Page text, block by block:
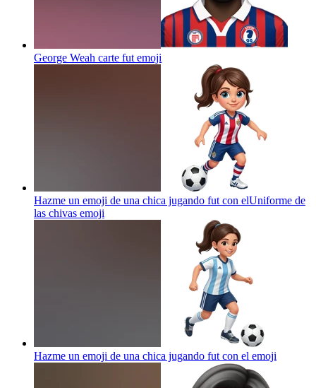
George Weah carte fut emoji
Hazme un emoji de una chica jugando fut con elUniforme de
las chivas emoji
Hazme un emoji de una chica jugando fut con el emoji